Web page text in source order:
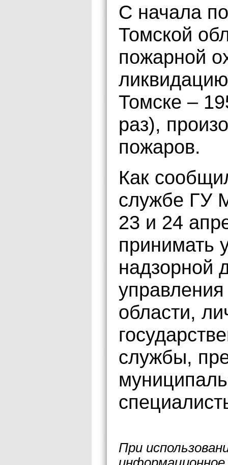
С начала
Томской
пожарной
Томске –
раз),
пожаров.
Как
службе ГУ
23 и 24
принимать
надзорной
области,
службы,
При